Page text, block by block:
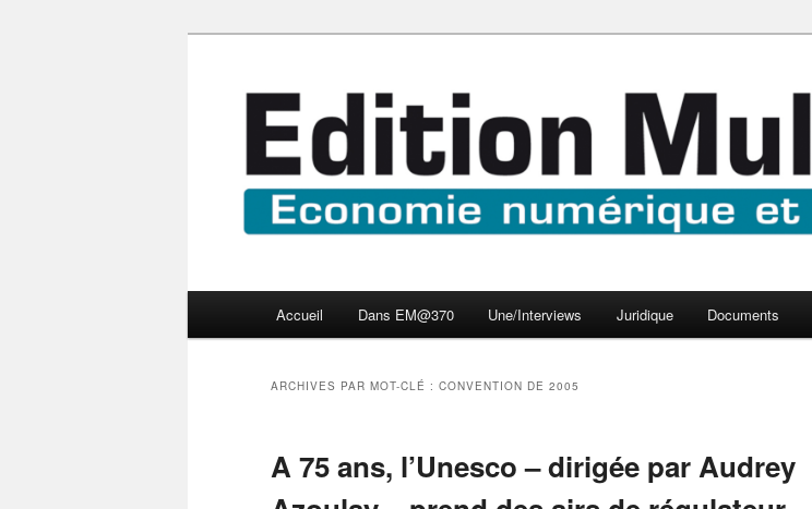
Edition Multimédi@
Accueil Dans EM@370 Une/Interviews Juridique Documents
ARCHIVES PAR MOT-CLÉ : CONVENTION DE 2005
A 75 ans, l’Unesco – dirigée par Audrey